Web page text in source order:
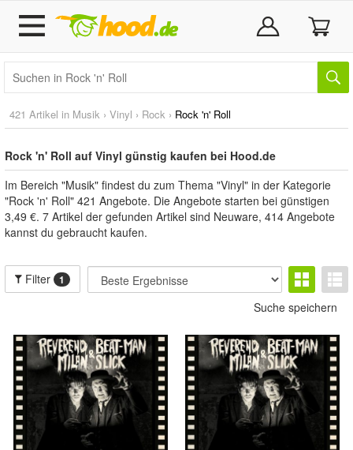
421 Artikel in Musik › Vinyl › Rock › Rock 'n' Roll
Rock 'n' Roll auf Vinyl günstig kaufen bei Hood.de
Im Bereich "Musik" findest du zum Thema "Vinyl" in der Kategorie
"Rock 'n' Roll" 421 Angebote. Die Angebote starten bei günstigen
3,49 €. 7 Artikel der gefunden Artikel sind Neuware, 414 Angebote
kannst du gebraucht kaufen.
Filter 1
Suche speichern